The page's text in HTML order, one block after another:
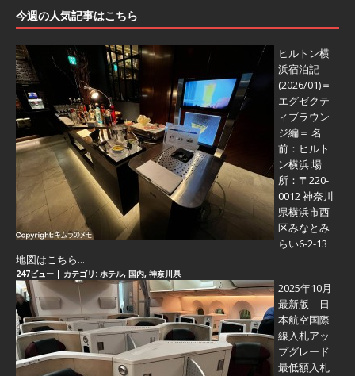
今週の人気記事はこちら
ヒルトン横
浜宿泊記
(2026/01)＝
エグゼクテ
ィブラウン
ジ編＝ 名
前：ヒルト
ン横浜 場
所：〒220-
0012 神奈川
県横浜市西
区みなとみ
らい6-2-13
地図はこちら...
247ビュー | カテゴリ: ホテル, 国内, 神奈川県
2025年10月
最新版 日
本航空国際
線入札アッ
プグレード
最低額入札